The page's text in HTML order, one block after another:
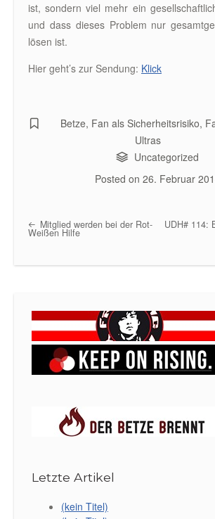
ist, sondern viel mehr ein
und dass dieses Problem nur
lösen ist.
Hier geht’s zur Sendung: Klick
Betze, Fan als Sicherheitsrisiko,
Ultras
Uncategorized
Posted on 26. Februar
Post navigation
Mitglied werden bei der Rot-
Weißen Hilfe
UDH# 114:
Letzte Artikel
(kein Titel)